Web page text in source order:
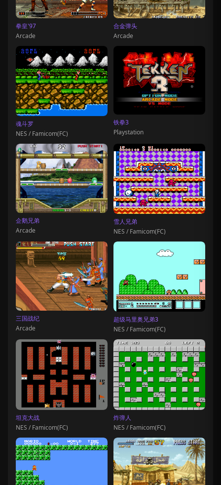
拳皇'97
Arcade
合金弹头
Arcade
魂斗罗
NES / Famicom(FC)
铁拳3
Playstation
企鹅兄弟
Arcade
雪人兄弟
NES / Famicom(FC)
三国战纪
Arcade
超级马里奥兄弟3
NES / Famicom(FC)
坦克大战
NES / Famicom(FC)
炸弹人
NES / Famicom(FC)